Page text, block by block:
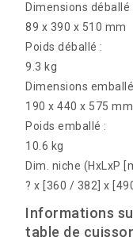
Dimensions déballé
89 x 390 x 510 mm
Poids déballé :
9.3 kg
Dimensions
190 x 440 x 575 mm
Poids emballé :
10.6 kg
Dim. niche (HxLxP
? x [360 / 382] x
Informations
table de